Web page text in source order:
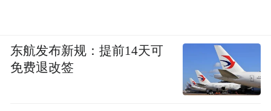
东航发布新规：提前14天可
免费退改签